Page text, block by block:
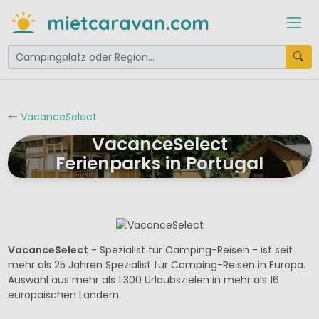
mietcaravan.com
VacanceSelect
VacanceSelect
Ferienparks in Portugal
VacanceSelect - Spezialist für Camping-Reisen - ist seit
mehr als 25 Jahren Spezialist für Camping-Reisen in Europa.
Auswahl aus mehr als 1.300 Urlaubszielen in mehr als 16
europäischen Ländern.